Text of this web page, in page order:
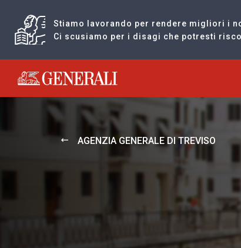
Stiamo lavorando per rendere migliori i
Ci scusiamo per i disagi che potresti
Generali logo
AGENZIA GENERALE DI TREVISO